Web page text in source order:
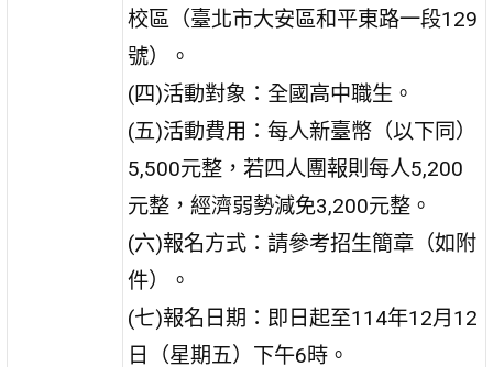
校區（臺北市大安區和平東路一段129
號）。
(四)活動對象：全國高中職生。
(五)活動費用：每人新臺幣（以下同）
5,500元整，若四人團報則每人5,200
元整，經濟弱勢減免3,200元整。
(六)報名方式：請參考招生簡章（如附
件）。
(七)報名日期：即日起至114年12月12
日（星期五）下午6時。